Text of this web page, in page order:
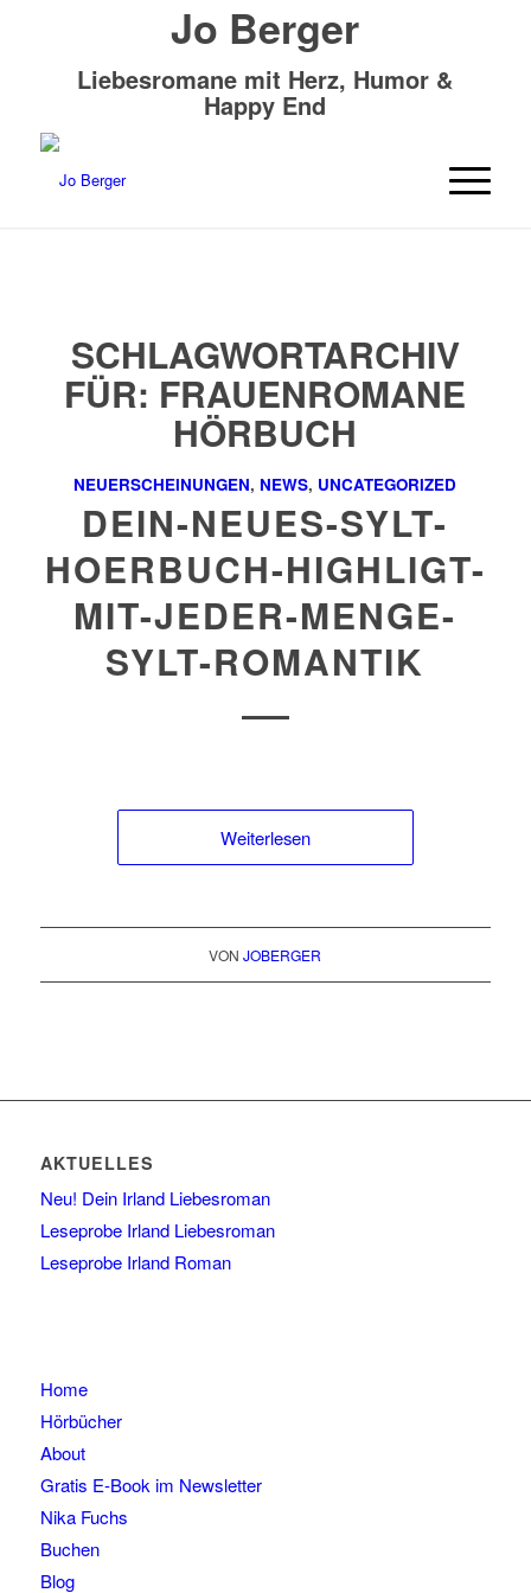
Jo Berger
Liebesromane mit Herz, Humor &
Happy End
SCHLAGWORTARCHIV
FÜR: FRAUENROMANE
HÖRBUCH
NEUERSCHEINUNGEN, NEWS, UNCATEGORIZED
DEIN-NEUES-SYLT-
HOERBUCH-HIGHLIGT-
MIT-JEDER-MENGE-
SYLT-ROMANTIK
Weiterlesen
VONJOBERGER
AKTUELLES
Neu! Dein Irland Liebesroman
Leseprobe Irland Liebesroman
Leseprobe Irland Roman
Home
Hörbücher
About
Gratis E-Book im Newsletter
Nika Fuchs
Buchen
Blog